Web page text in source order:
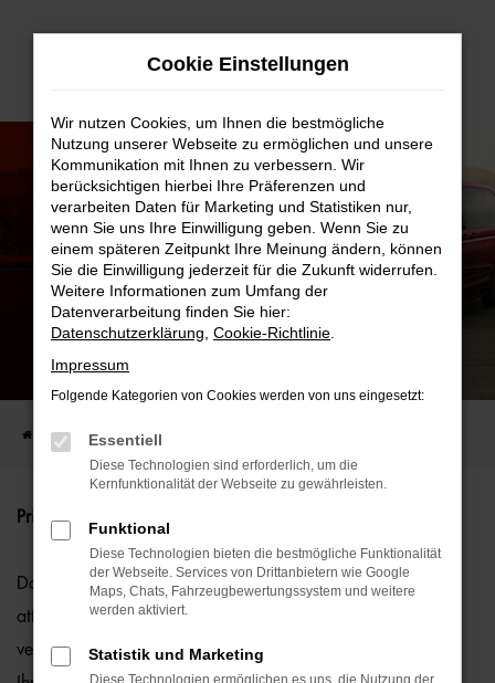
Zum
DER VW MULTIVAN
– JETZT ZUM VORTEILSPREIS SICHERN!
Startseite FAHRZEUGANGEBOTE
Privatleasing.
Das Facelift steht bevor – deshalb profitieren Sie jetzt von
attraktiven Aktionskonditionen auf ausgewählte sofort
verfügbare VW Multivan Lagerfahrzeuge. Sichern Sie sich
Cookie Einstellungen
Wir nutzen Cookies, um Ihnen die bestmögliche
Nutzung unserer Webseite zu ermöglichen und unsere
Kommunikation mit Ihnen zu verbessern. Wir
berücksichtigen hierbei Ihre Präferenzen und
verarbeiten Daten für Marketing und Statistiken nur,
wenn Sie uns Ihre Einwilligung geben. Wenn Sie zu
einem späteren Zeitpunkt Ihre Meinung ändern, können
Sie die Einwilligung jederzeit für die Zukunft widerrufen.
Weitere Informationen zum Umfang der
Datenverarbeitung finden Sie hier:
Datenschutzerklärung Cookie-Richtlinie
Impressum
Folgende Kategorien von Cookies werden von uns eingesetzt:
Essentiell
Diese Technologien sind erforderlich, um die
Kernfunktionalität der Webseite zu gewährleisten.
Funktional
Diese Technologien bieten die bestmögliche Funktionalität
der Webseite. Services von Drittanbietern wie Google
Maps, Chats, Fahrzeugbewertungssystem und weitere
werden aktiviert.
Statistik und Marketing
Diese Technologien ermöglichen es uns, die Nutzung der